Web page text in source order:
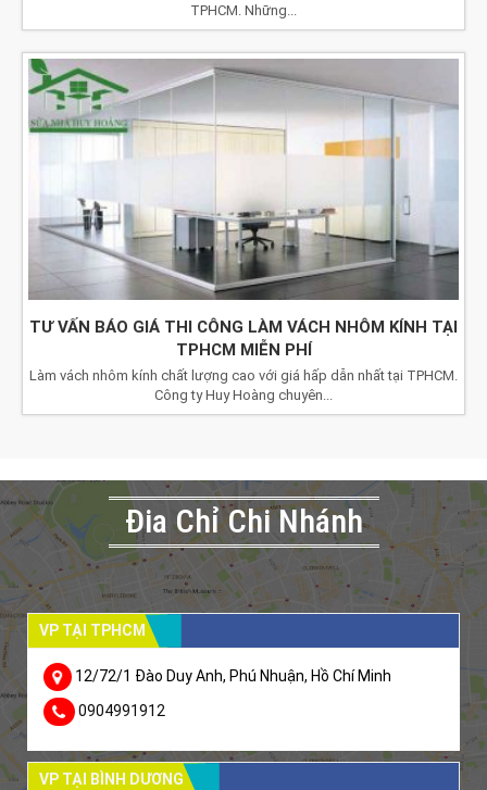
TPHCM. Những...
TƯ VẤN BÁO GIÁ THI CÔNG LÀM VÁCH NHÔM KÍNH TẠI
TPHCM MIỄN PHÍ
Làm vách nhôm kính chất lượng cao với giá hấp dẫn nhất tại TPHCM.
Công ty Huy Hoàng chuyên...
Đia Chỉ Chi Nhánh
VP TẠI TPHCM
12/72/1 Đào Duy Anh, Phú Nhuận, Hồ Chí Minh
0904991912
VP TẠI BÌNH DƯƠNG